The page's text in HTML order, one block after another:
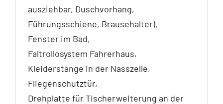
ausziehbar, Duschvorhang,
Führungsschiene, Brausehalter),
Fenster im Bad,
Faltrollosystem Fahrerhaus,
Kleiderstange in der Nasszelle,
Fliegenschutztür,
Drehplatte für Tischerweiterung an der